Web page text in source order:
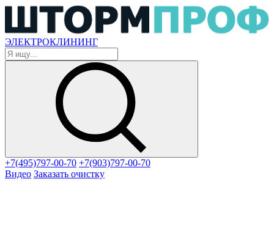
ЭЛЕКТРОКЛИНИНГ
+7(495)797-00-70 +7(903)797-00-70
Видео Заказать очистку